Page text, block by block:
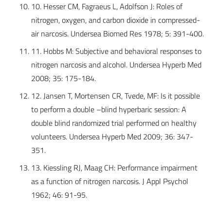
10. Hesser CM, Fagraeus L, Adolfson J: Roles of
nitrogen, oxygen, and carbon dioxide in compressed-
air narcosis. Undersea Biomed Res 1978; 5: 391-400.
11. Hobbs M: Subjective and behavioral responses to
nitrogen narcosis and alcohol. Undersea Hyperb Med
2008; 35: 175-184.
12. Jansen T, Mortensen CR, Tvede, MF: Is it possible
to perform a double –blind hyperbaric session: A
double blind randomized trial performed on healthy
volunteers. Undersea Hyperb Med 2009; 36: 347-
351.
13. Kiessling RJ, Maag CH: Performance impairment
as a function of nitrogen narcosis. J Appl Psychol
1962; 46: 91-95.